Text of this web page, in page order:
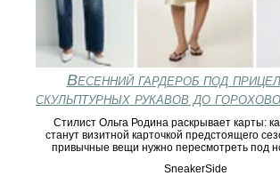
Весенний гардероб под
скульптурных рукавов до
Стилист Ольга Родина раскрывает карты:
станут визитной карточкой предстоящего
привычные вещи нужно пересмотреть под
SneakerSide